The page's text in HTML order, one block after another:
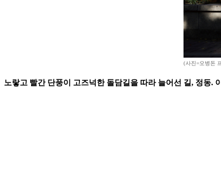
(사진=오병돈
노랗고 빨간 단풍이 고즈넉한 돌담길을 따라 늘어선 길, 정동.